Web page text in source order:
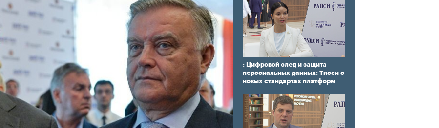
: Цифровой след и защита
персональных данных: Тисен о
новых стандартах платформ